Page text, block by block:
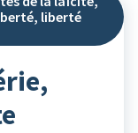
liberté